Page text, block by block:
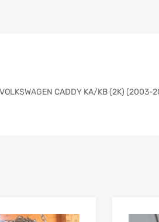
CADDY KA/KB (2K) (2003-